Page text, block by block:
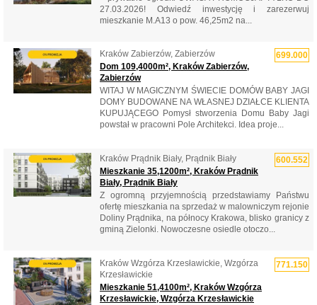
27.03.2026! Odwiedź inwestycję i zarezerwuj
mieszkanie M.A13 o pow. 46,25m2 na...
699.000
Kraków Zabierzów, Zabierzów
Dom 109,4000m², Kraków Zabierzów,
Zabierzów
WITAJ W MAGICZNYM ŚWIECIE DOMÓW BABY JAGI
DOMY BUDOWANE NA WŁASNEJ DZIAŁCE KLIENTA
KUPUJĄCEGO Pomysł stworzenia Domu Baby Jagi
powstał w pracowni Pole Architekci. Idea proje...
600.552
Kraków Prądnik Biały, Prądnik Biały
Mieszkanie 35,1200m², Kraków Prądnik
Biały, Prądnik Biały
Z ogromną przyjemnością przedstawiamy Państwu
ofertę mieszkania na sprzedaż w malowniczym rejonie
Doliny Prądnika, na północy Krakowa, blisko granicy z
gminą Zielonki. Nowoczesne osiedle otoczo...
771.150
Kraków Wzgórza Krzesławickie, Wzgórza
Krzesławickie
Mieszkanie 51,4100m², Kraków Wzgórza
Krzesławickie, Wzgórza Krzesławickie